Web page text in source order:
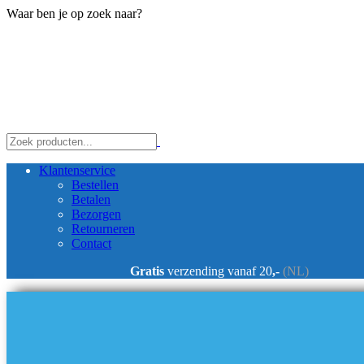
Waar ben je op zoek naar?
Klantenservice
Bestellen
Betalen
Bezorgen
Retourneren
Contact
Gratis verzending vanaf 20,- (NL)